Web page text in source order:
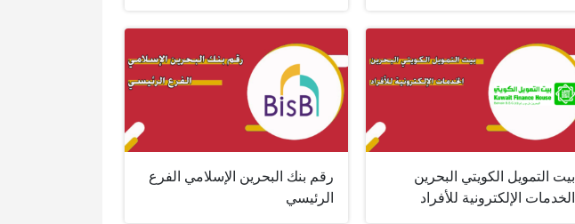
بيت التمويل الكويتي البحرين
الخدمات الإلكترونية للأفراد
رقم بنك البحرين الإسلامي الفرع
الرئيسي